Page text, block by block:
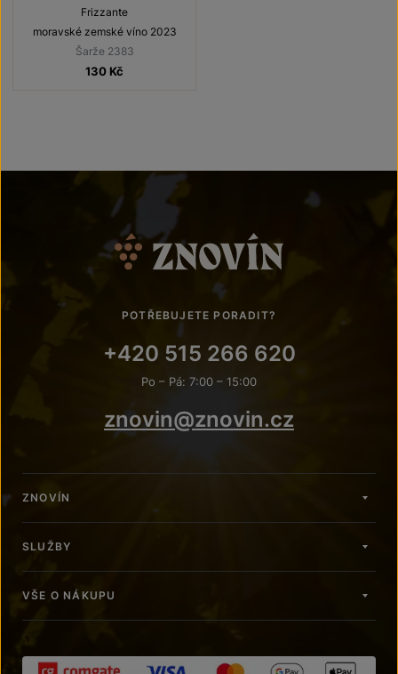
Frizzante
moravské zemské víno 2023
Šarže 2383
130 Kč
POTŘEBUJETE PORADIT?
+420 515 266 620
Po – Pá: 7:00 – 15:00
znovin@znovin.cz
ZNOVÍN
SLUŽBY
VŠE O NÁKUPU